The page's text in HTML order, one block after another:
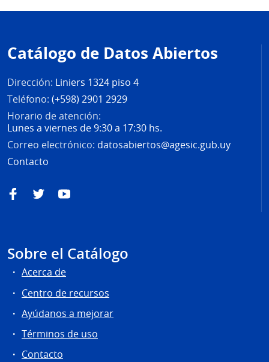
de
página
Catálogo de Datos Abiertos
Dirección: Liniers 1324 piso 4
Teléfono: (+598) 2901 2929
Horario de atención:
Lunes a viernes de 9:30 a 17:30 hs.
Correo electrónico: datosabiertos@agesic.gub.uy
Contacto
FacebookTwitterYouTube
Sobre el Catálogo
Acerca de
Centro de recursos
Ayúdanos a mejorar
Términos de uso
Contacto